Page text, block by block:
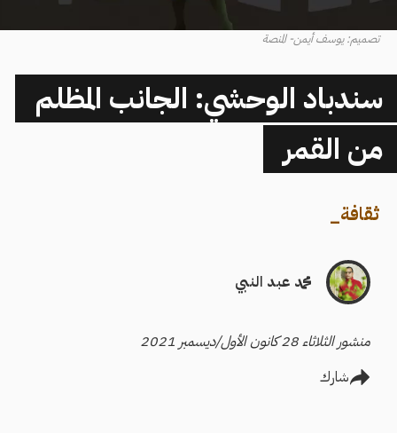
تصميم: يوسف أيمن- المنصة
سندباد الوحشي: الجانب المظلم
من القمر
ثقافة_
محمد عبد النبي
منشور الثلاثاء 28 كانون الأول/ديسمبر 2021
شارك